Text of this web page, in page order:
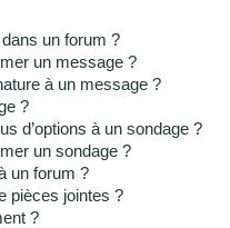
un forum ?
un message ?
à un message ?
?
d’options à un sondage ?
un sondage ?
un forum ?
pièces jointes ?
?